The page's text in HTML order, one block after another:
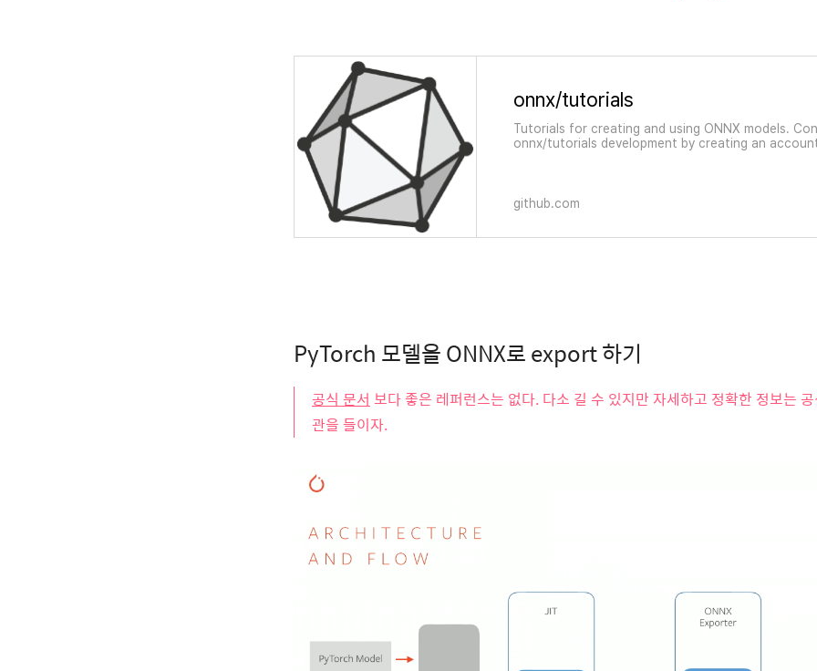
onnx/tutorials
Tutorials for creating and using ONNX models.
onnx/tutorials development by creating an
github.com
PyTorch 모델을 ONNX로 export 하기
공식 문서 보다 좋은 레퍼런스는 없다. 다소 길 수 있지만 자세하고 정확한 정보는
관을 들이자.